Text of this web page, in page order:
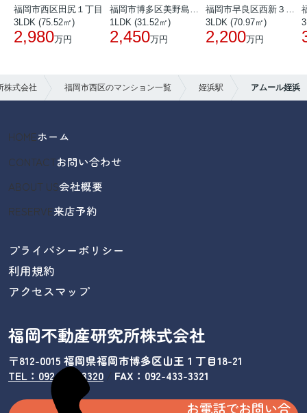
福岡市西区田尻１丁目
3LDK (75.52㎡)
2,980万円
1LDK (31.52㎡)
2,450万円
3LDK (70.97㎡)
2,200万円
株式会社 福岡市西区のマンション一覧 姪浜駅 アムール姪浜
HOMEホーム
CONTACTお問い合わせ
ABOUT US会社概要
RESERVE来店予約
プライバシーポリシー
利用規約
アクセスマップ
福岡不動産研究所株式会社
〒812-0015 福岡県福岡市博多区山王１丁目18-21
TEL：092-433-3320/ FAX：092-433-3321
お電話でお問い合